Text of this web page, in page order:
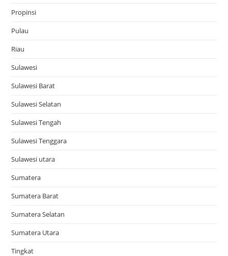
Propinsi
Pulau
Riau
Sulawesi
Sulawesi Barat
Sulawesi Selatan
Sulawesi Tengah
Sulawesi Tenggara
Sulawesi utara
Sumatera
Sumatera Barat
Sumatera Selatan
Sumatera Utara
Tingkat